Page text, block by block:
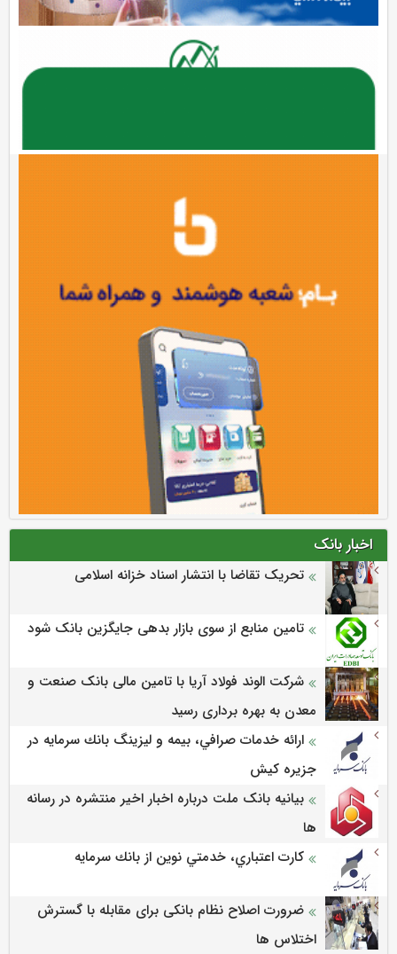
اخبار بانک
تحریک تقاضا با انتشار اسناد خزانه اسلامی
تامین منابع از سوی بازار بدهی جایگزین بانک شود
شرکت الوند فولاد آریا با تامین مالی بانک صنعت و
معدن به بهره برداری رسید
ارائه خدمات صرافي، بيمه و ليزينگ بانك سرمايه در
جزيره كيش
بیانیه بانک ملت درباره اخبار اخیر منتشره در رسانه
ها
كارت اعتباري، خدمتي نوين از بانك سرمايه
ضرورت اصلاح نظام بانکی برای مقابله با گسترش
اختلاس ها